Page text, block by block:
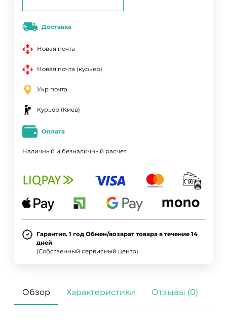
Доставка
Новая почта
Новая почта (курьер)
Укр почта
Курьер (Киев)
Оплата
Наличный и безналичный расчет
Гарантия. 1 год Обмен/возврат товара в течение 14
дней
(Собственный сервисный центр)
Обзор Характеристики Отзывы (0)
ДА НЕТ